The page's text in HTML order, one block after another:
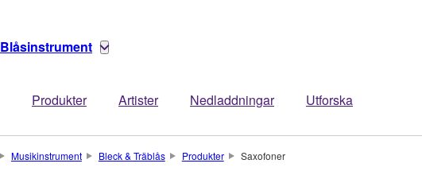
Blåsinstrument
Produkter Artister Nedladdningar Utforska
Musikinstrument Bleck & Träblås Produkter Saxofoner